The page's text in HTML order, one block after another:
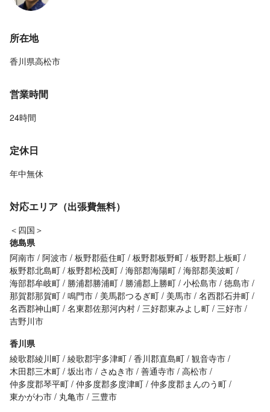
所在地
香川県高松市
営業時間
24時間
定休日
年中無休
対応エリア（出張費無料）
＜四国＞
徳島県
阿南市 阿波市 板野郡藍住町 板野郡板野町 板野郡上板町
板野郡北島町 板野郡松茂町 海部郡海陽町 海部郡美波町
海部郡牟岐町
勝浦郡勝浦町 勝浦郡上勝町 小松島市 徳島市
那賀郡那賀町 鳴門市 美馬郡つるぎ町 美馬市 名西郡石井町
名西郡神山町 名東郡佐那河内村 三好郡東みよし町 三好市
吉野川市
香川県
綾歌郡綾川町 綾歌郡宇多津町 香川郡直島町 観音寺市
木田郡三木町 坂出市 さぬき市 善通寺市 高松市
仲多度郡琴平町 仲多度郡多度津町 仲多度郡まんのう町
東かがわ市
丸亀市 三豊市